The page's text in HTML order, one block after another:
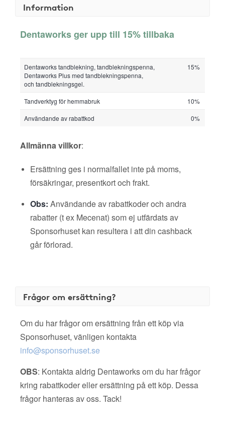
Information
Dentaworks ger upp till 15% tillbaka
Dentaworks tandblekning, tandblekningspenna,
Dentaworks Plus med tandblekningspenna,
och tandblekningsgel.
15%
Tandverktyg för hemmabruk
10%
Användande av rabattkod
0%
Allmänna villkor:
Ersättning ges i normalfallet inte på moms,
försäkringar, presentkort och frakt.
Obs: Användande av rabattkoder och andra
rabatter (t ex Mecenat) som ej utfärdats av
Sponsorhuset kan resultera i att din cashback
går förlorad.
Frågor om ersättning?
Om du har frågor om ersättning från ett köp via
Sponsorhuset, vänligen kontakta
info@sponsorhuset.se
OBS: Kontakta aldrig Dentaworks om du har frågor
kring rabattkoder eller ersättning på ett köp. Dessa
frågor hanteras av oss. Tack!